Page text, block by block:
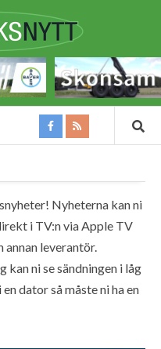
Nyheterna kan ni
i TV:n via Apple TV
leverantör.
ni se sändningen i låg
dator så måste ni ha en